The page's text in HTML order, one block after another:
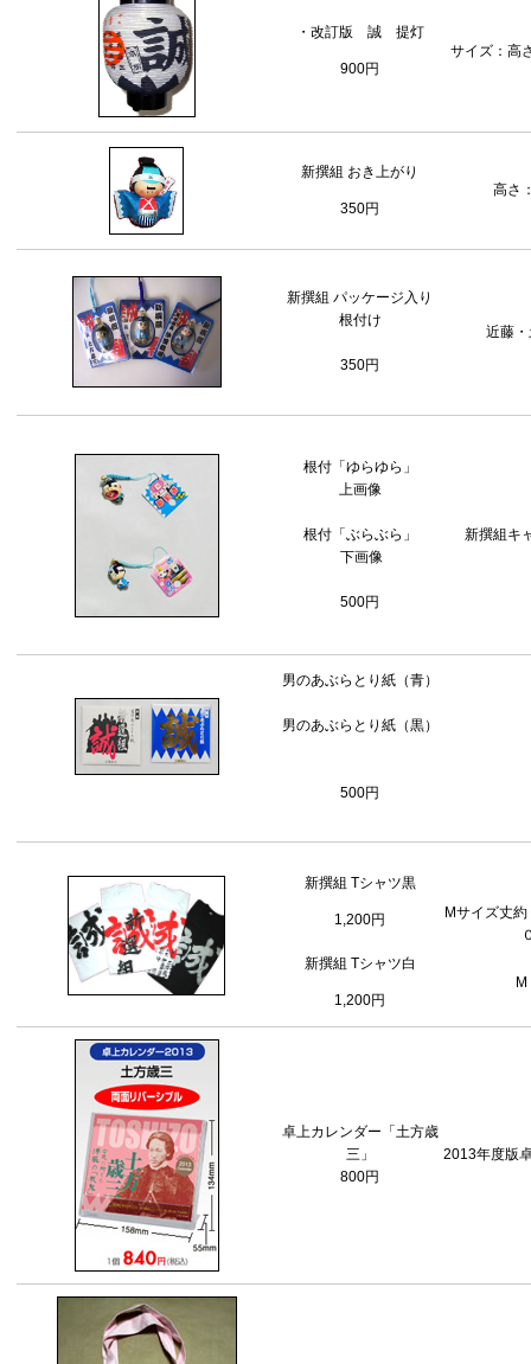
・改訂版 誠 提灯
900円
サイズ：高
新撰組 おき上がり
350円
高さ
新撰組 パッケージ入り
根付け
350円
近藤
根付「ゆらゆら」
上画像
根付「ぶらぶら」
下画像
500円
新撰組キ
男のあぶらとり紙（青）
男のあぶらとり紙（黒）
500円
新撰組 Tシャツ黒
1,200円
Mサイズ丈
新撰組 Tシャツ白
1,200円
卓上カレンダー「土方歳
三」
800円
2013年度版